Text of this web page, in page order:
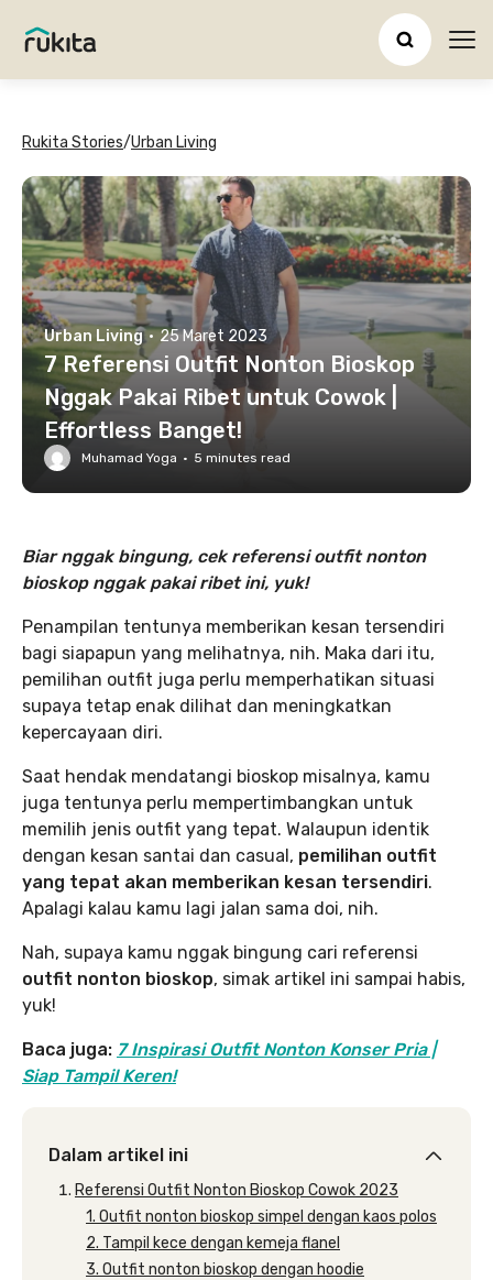
Rukita Stories/Urban Living
Urban Living · 25 Maret 2023
7 Referensi Outfit Nonton Bioskop
Nggak Pakai Ribet untuk Cowok |
Effortless Banget!
Muhamad Yoga · 5 minutes read
Biar nggak bingung, cek referensi outfit nonton
bioskop nggak pakai ribet ini, yuk!
Penampilan tentunya memberikan kesan tersendiri
bagi siapapun yang melihatnya, nih. Maka dari itu,
pemilihan outfit juga perlu memperhatikan situasi
supaya tetap enak dilihat dan meningkatkan
kepercayaan diri.
Saat hendak mendatangi bioskop misalnya, kamu
juga tentunya perlu mempertimbangkan untuk
memilih jenis outfit yang tepat. Walaupun identik
dengan kesan santai dan casual, pemilihan outfit
yang tepat akan memberikan kesan tersendiri.
Apalagi kalau kamu lagi jalan sama doi, nih.
Nah, supaya kamu nggak bingung cari referensi
outfit nonton bioskop, simak artikel ini sampai habis,
yuk!
Baca juga: 7 Inspirasi Outfit Nonton Konser Pria |
Siap Tampil Keren!
Dalam artikel ini
Referensi Outfit Nonton Bioskop Cowok 2023
1. Outfit nonton bioskop simpel dengan kaos polos
2. Tampil kece dengan kemeja flanel
3. Outfit nonton bioskop dengan hoodie